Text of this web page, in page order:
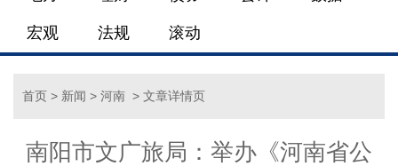
宏观 法规 滚动
首页 > 新闻 > 河南 > 文章详情页
南阳市文广旅局：举办《河南省公